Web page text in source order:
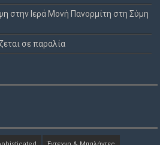
στην Ιερά Μονή Πανορμίτη στη Σύμη
σε παραλία